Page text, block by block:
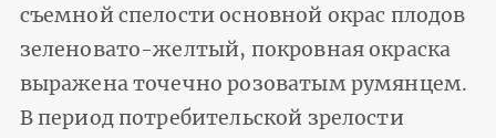
съемной спелости основной окрас плодов
зеленовато-желтый, покровная окраска
выражена точечно розоватым румянцем.
В период потребительской зрелости